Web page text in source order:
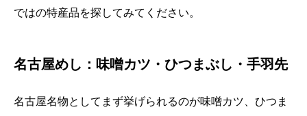
ではの特産品を探してみてください。
名古屋めし：味噌カツ・ひつまぶし・手羽先
名古屋名物としてまず挙げられるのが味噌カツ、ひつま